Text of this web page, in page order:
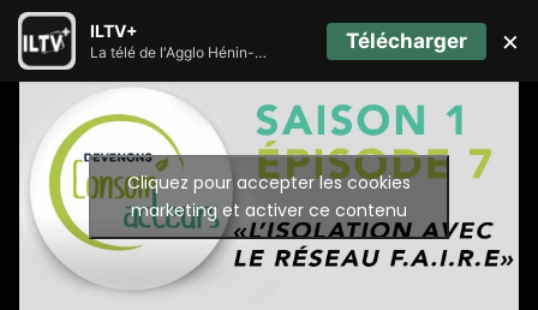
Cliquez pour accepter les cookies
marketing et activer ce contenu
ILTV+
La télé de l'Agglo Hénin-Carvin Télécharger ×